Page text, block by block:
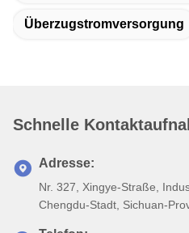
Überzugstromversorgung
Schnelle
Adresse:
Nr. 327, Xingye-Straße,
Chengdu-Stadt, Sichuan-